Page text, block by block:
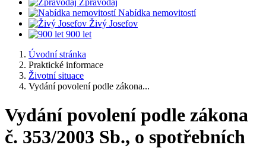
Nabídka nemovitostí
Živý Josefov
900 let
Úvodní stránka
Praktické informace
Životní situace
Vydání povolení podle zákona...
Vydání povolení podle zákona
č. 353/2003 Sb., o spotřebních